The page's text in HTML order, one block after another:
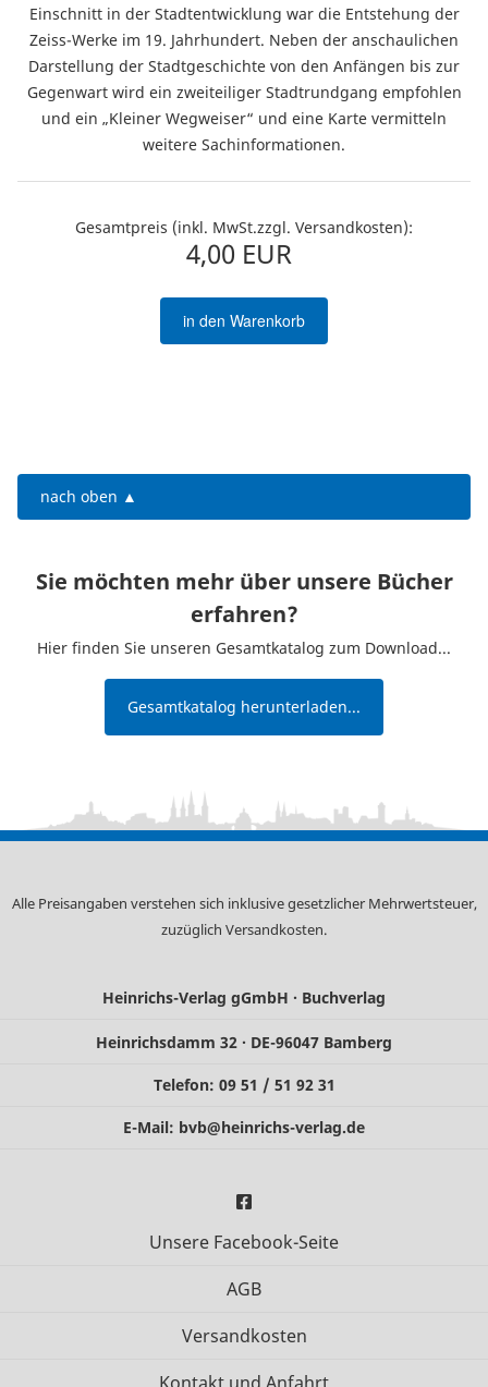
Einschnitt in der Stadtentwicklung war die Entstehung der
Zeiss-Werke im 19. Jahrhundert. Neben der anschaulichen
Darstellung der Stadtgeschichte von den Anfängen bis zur
Gegenwart wird ein zweiteiliger Stadtrundgang empfohlen
und ein „Kleiner Wegweiser“ und eine Karte vermitteln
weitere Sachinformationen.
Gesamtpreis (inkl. MwSt.zzgl. Versandkosten):
4,00 EUR
in den Warenkorb
nach oben ▲
Sie möchten mehr über unsere Bücher
erfahren?
Hier finden Sie unseren Gesamtkatalog zum Download...
Gesamtkatalog herunterladen...
Alle Preisangaben verstehen sich inklusive gesetzlicher Mehrwertsteuer,
zuzüglich Versandkosten.
Heinrichs-Verlag gGmbH · Buchverlag
Heinrichsdamm 32 · DE-96047 Bamberg
Telefon: 09 51 / 51 92 31
E-Mail: bvb@heinrichs-verlag.de
Unsere Facebook-Seite
AGB
Versandkosten
Kontakt und Anfahrt